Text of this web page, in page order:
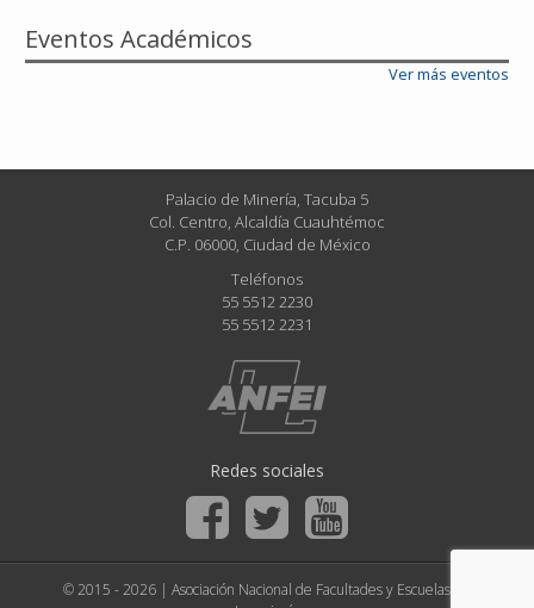
Eventos Académicos
Ver más eventos
Palacio de Minería, Tacuba 5
Col. Centro, Alcaldía Cuauhtémoc
C.P. 06000, Ciudad de México
Teléfonos
55 5512 2230
55 5512 2231
Redes sociales
© 2015 - 2026 | Asociación Nacional de Facultades y Escuelas de